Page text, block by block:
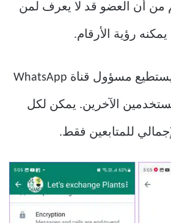
من أن العضو قد لا يعرف لمن
يمكنه رؤية الأرقام.
من ناحية أخرى، لا يستطيع مسؤول قناة WhatsApp
الآخرين. يمكن لكل
للمتابعين فقط.